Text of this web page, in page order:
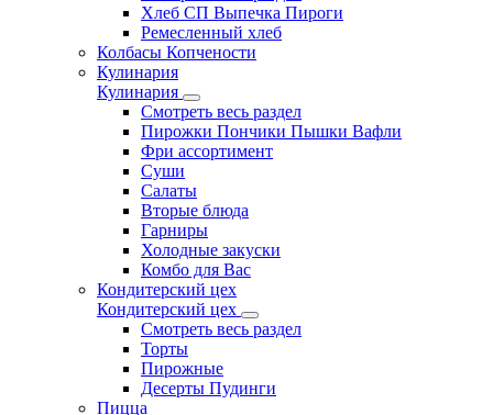
Хлеб СП Выпечка Пироги
Ремесленный хлеб
Колбасы Копчености
Кулинария
Кулинария
Смотреть весь раздел
Пирожки Пончики Пышки Вафли
Фри ассортимент
Суши
Салаты
Вторые блюда
Гарниры
Холодные закуски
Комбо для Вас
Кондитерский цех
Кондитерский цех
Смотреть весь раздел
Торты
Пирожные
Десерты Пудинги
Пицца